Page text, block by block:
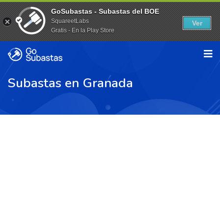
Subastas en Granada
GoSubastas - Subastas del BOE
SquareetLabs
Gratis - En la Play Store
Ver